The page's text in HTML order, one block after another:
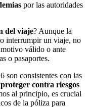
por las autoridades
del viaje? Aunque la
interrumpir un viaje, no
válido o ante
o pasaportes.
son consistentes con las
proteger contra riesgos
al principio, es crucial
de la póliza para